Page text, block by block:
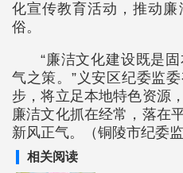
化宣传教育活动，推动
俗。
“廉洁文化建设既是
气之策。”义安区纪委监
步，将立足本地特色资源
廉洁文化抓在经常，落在
新风正气。（铜陵市纪委监
相关阅读